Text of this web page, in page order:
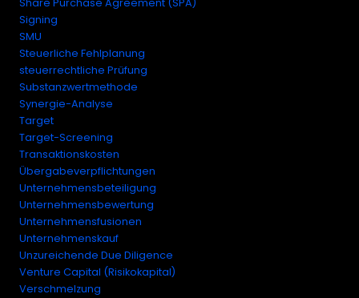
Share Purchase Agreement (SPA)
Signing
SMU
Steuerliche Fehlplanung
steuerrechtliche Prüfung
Substanzwertmethode
Synergie-Analyse
Target
Target-Screening
Transaktionskosten
Übergabeverpflichtungen
Unternehmensbeteiligung
Unternehmensbewertung
Unternehmensfusionen
Unternehmenskauf
Unzureichende Due Diligence
Venture Capital (Risikokapital)
Verschmelzung